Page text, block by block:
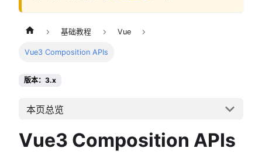
基础教程 Vue
Vue3 Composition APIs
版本：3.x
本页总览
Vue3 Composition APIs